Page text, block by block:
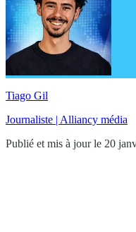
Tiago Gil
Journaliste | Alliancy média
Publié et mis à jour le 20